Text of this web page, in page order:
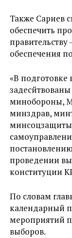
Также Сариев
обеспечить
обеспечения
«В подготовке
минобороны,
минздрав,
проведении
конституции
По словам
календарный
мероприятий
выборов.